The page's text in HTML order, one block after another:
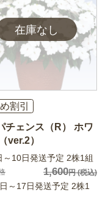
割引
チェンス（R） ホワ
ver.2）
～10日発送予定 2株1組
1,600円(税込)
～17日発送予定 2株1